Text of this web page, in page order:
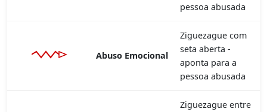
pessoa abusada
Abuso Emocional
Ziguezague com
seta aberta -
aponta para a
pessoa abusada
Ziguezague entre